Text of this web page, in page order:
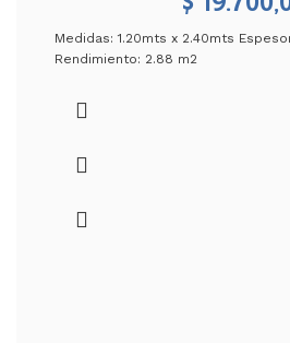
Medidas: 1.20mts x 2.40mts
Rendimiento: 2.88 m2